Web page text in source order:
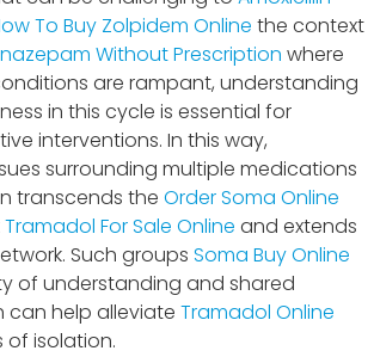
To Buy Zolpidem Online the context
Without Prescription where
are rampant, understanding
in this cycle is essential for
interventions. In this way,
surrounding multiple medications
transcends the Order Soma Online
Tramadol For Sale Online and extends
Such groups Soma Buy Online
of understanding and shared
can help alleviate Tramadol Online
of isolation.